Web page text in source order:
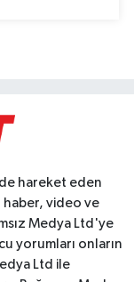
hareket eden
haber, video ve
Medya Ltd'ye
yorumları onların
Ltd ile